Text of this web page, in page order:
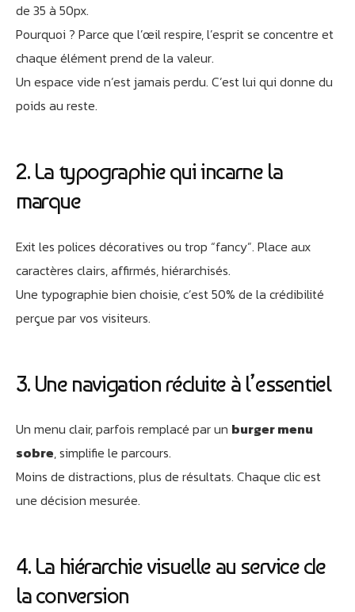
de 35 à 50px.
Pourquoi ? Parce que l’œil respire, l’esprit se concentre et
chaque élément prend de la valeur.
Un espace vide n’est jamais perdu. C’est lui qui donne du
poids au reste.
2. La typographie qui incarne la
marque
Exit les polices décoratives ou trop “fancy”. Place aux
caractères clairs, affirmés, hiérarchisés.
Une typographie bien choisie, c’est 50% de la crédibilité
perçue par vos visiteurs.
3. Une navigation réduite à l’essentiel
Un menu clair, parfois remplacé par un burger menu
sobre, simplifie le parcours.
Moins de distractions, plus de résultats. Chaque clic est
une décision mesurée.
4. La hiérarchie visuelle au service de
la conversion
Athobot Assistant IA
Je suis Athobot, votre assistant digital.
Je vous oriente vers la meilleure solution pour votre
projet.
Dites-moi votre objectif ou choisissez un raccourci ci-
dessous :